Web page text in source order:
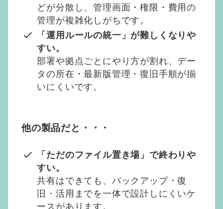
どが分散し、管理画面・権限・費用の
管理が複雑化しがちです。
「運用ルールの統一」が難しくなりや
すい。
部署や拠点ごとにやり方が割れ、デー
タの所在・最新版管理・復旧手順が揃
いにくいです。
他の製品だと・・・
「ただのファイル置き場」で終わりや
すい。
共有はできても、バックアップ・復
旧・活用までを一体で設計しにくいケ
ースがあります。